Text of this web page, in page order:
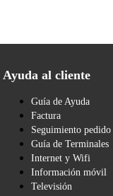
Ayuda al cliente
Guía de Ayuda
Factura
Seguimiento pedido
Guía de Terminales
Internet y Wifi
Información móvil
Televisión